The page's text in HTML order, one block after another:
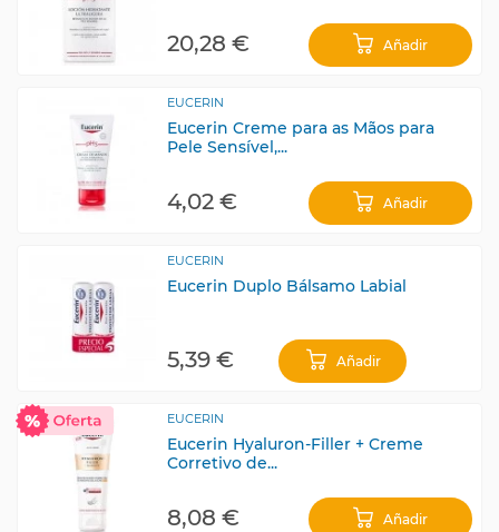
20,28 € Añadir
EUCERIN
Eucerin Creme para as Mãos para
Pele Sensível,...
4,02 € Añadir
EUCERIN
Eucerin Duplo Bálsamo Labial
5,39 € Añadir
EUCERIN
Eucerin Hyaluron-Filler + Creme
Corretivo de...
8,08 € Añadir